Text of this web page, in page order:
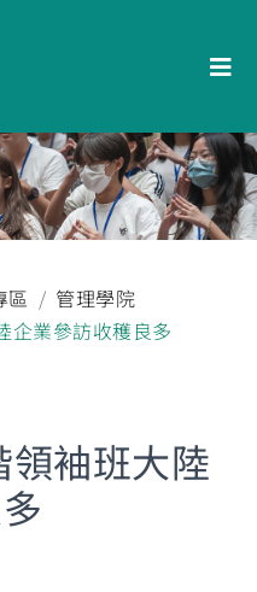
區
管理學院
企業參訪收穫良多
袖班大陸